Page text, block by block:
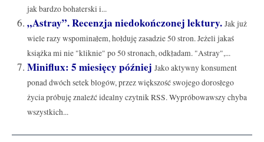
jak bardzo bohaterski i...
„Astray”. Recenzja niedokończonej lektury. Jak już
wiele razy wspominałem, hołduję zasadzie 50 stron. Jeżeli jakaś
książka mi nie "kliknie" po 50 stronach, odkładam. "Astray",...
Miniflux: 5 miesięcy później Jako aktywny konsument
ponad dwóch setek blogów, przez większość swojego dorosłego
życia próbuję znaleźć idealny czytnik RSS. Wypróbowawszy chyba
wszystkich...